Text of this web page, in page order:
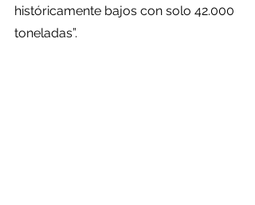
históricamente bajos con solo 42.000
toneladas”.